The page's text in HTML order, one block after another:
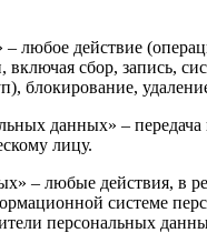
любое действие
сбор, запись,
блокирование,
данных» –
лицу.
– любые действия, в
системе
персональных